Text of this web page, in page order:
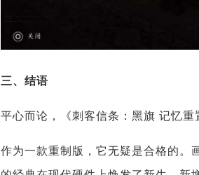
三、 结语
平心而论，《刺客信条：黑旗 记忆
作为一款重制版，它无疑是合格的。